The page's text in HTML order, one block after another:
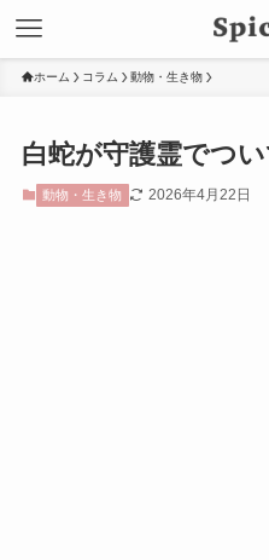
ホーム コラム 動物・生き物
白蛇が守護霊でつ
動物・生き物 2026年4月22日